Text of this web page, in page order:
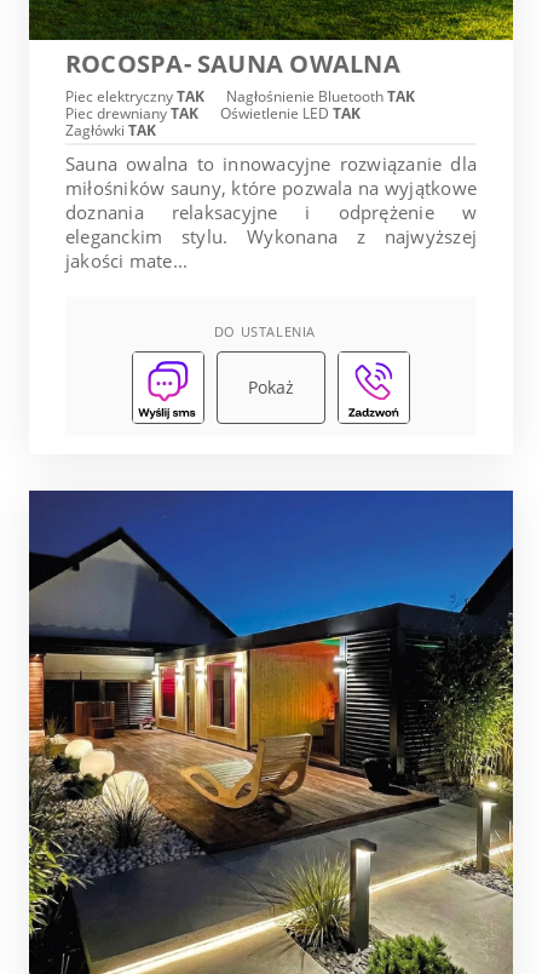
ROCOSPA- SAUNA OWALNA
Piec elektrycznyTAK Nagłośnienie BluetoothTAK
Piec drewnianyTAK Oświetlenie LED TAK
Zagłówki TAK
Sauna owalna to innowacyjne rozwiązanie dla
miłośników sauny, które pozwala na wyjątkowe
doznania relaksacyjne i odprężenie w
eleganckim stylu. Wykonana z najwyższej
jakości mate...
DO USTALENIA
Pokaż